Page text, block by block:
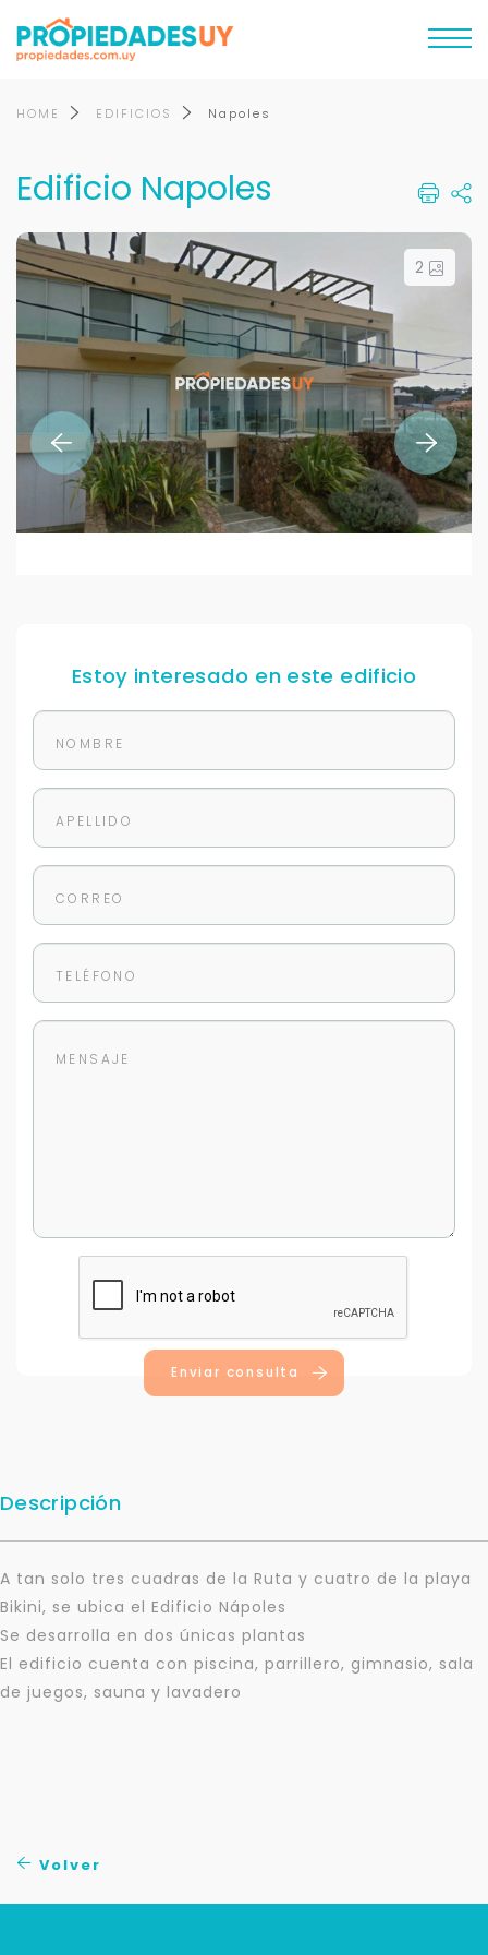
HOME EDIFICIOS Napoles
Edificio Napoles
2
Estoy interesado en este edificio
Enviar consulta
Descripción
A tan solo tres cuadras de la Ruta y cuatro de la playa
Bikini, se ubica el Edificio Nápoles
Se desarrolla en dos únicas plantas
El edificio cuenta con piscina, parrillero, gimnasio, sala
de juegos, sauna y lavadero
VolverDéjanos tus datos para identificar tu consulta en el